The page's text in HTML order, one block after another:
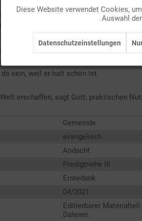
Beauty erst auf den zweiten Blick.
das Schöne im Leben. Das
und nichts tun.
mitbringen.
und die besondere Stimmung auf sich
sein, weil er halt schön ist.
erschaffen, sagt Gott, praktischen
Gemeinde
evangelisch
Andacht
Predigtreihe III
Erntedank
04/2021
Editierbarer Materialteil
Dateien.
Service
Diese Website verwendet Cookies,
Auswahl
Datenschutzeinstellungen